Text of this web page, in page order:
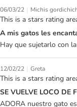
06/03/22 | Michis
This is a stars rating
A mis gatos les
Hay que sujetarlo con
12/02/22 | Greta
This is a stars rating
SE VUELVE LOCO DE
ADORA nuestro gato